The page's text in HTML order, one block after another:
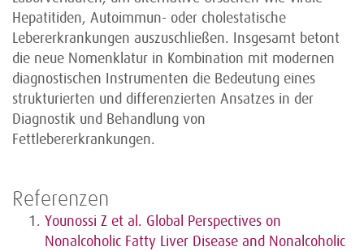
Hepatitiden, Autoimmun- oder cholestatische
Lebererkrankungen auszuschließen. Insgesamt betont
die neue Nomenklatur in Kombination mit modernen
diagnostischen Instrumenten die Bedeutung eines
strukturierten und differenzierten Ansatzes in der
Diagnostik und Behandlung von
Fettlebererkrankungen.
Referenzen
Younossi Z et al. Global Perspectives on
Nonalcoholic Fatty Liver Disease and Nonalcoholic